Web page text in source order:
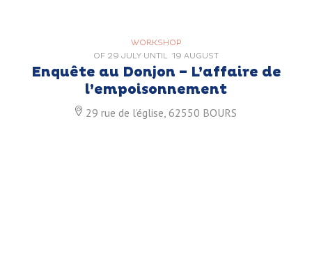
WORKSHOP
OF 29 JULY UNTIL 19 AUGUST
Enquête au Donjon – L’affaire de
l’empoisonnement
29 rue de l’église, 62550 BOURS